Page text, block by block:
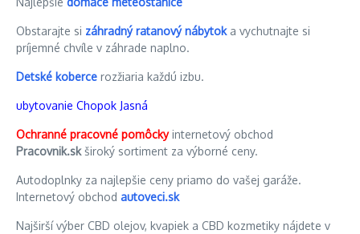
Obstarajte si záhradný ratanový nábytoka vychutnajte si
príjemné chvíle v záhrade naplno.
Detské koberce rozžiaria každú izbu.
ubytovanie Chopok Jasná
Ochranné pracovné pomôckyinternetový obchod
Pracovnik.skširoký sortiment za výborné ceny.
Autodoplnky za najlepšie ceny priamo do vašej garáže.
Internetový obchod autoveci.sk
Najširší výber CBD olejov, kvapiek a CBD kozmetiky nájdete v